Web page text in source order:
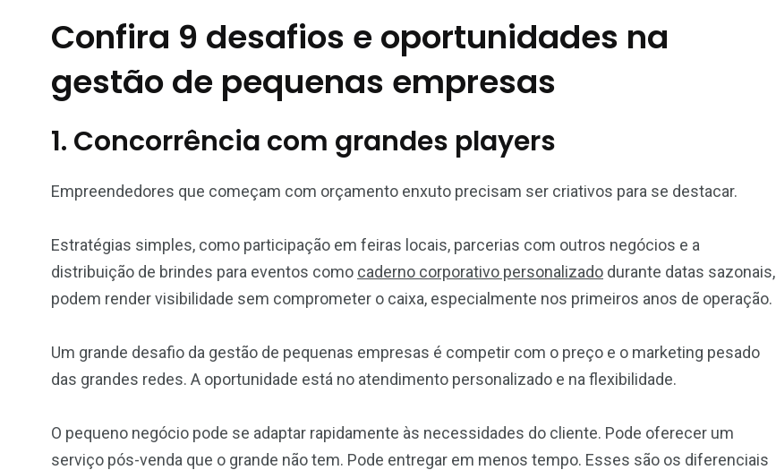
Confira 9 desafios e oportunidades na
gestão de pequenas empresas
1. Concorrência com grandes players
Empreendedores que começam com orçamento enxuto precisam ser criativos para se destacar.
Estratégias simples, como participação em feiras locais, parcerias com outros negócios e a
distribuição de brindes para eventos como caderno corporativo personalizado durante datas sazonais,
podem render visibilidade sem comprometer o caixa, especialmente nos primeiros anos de operação.
Um grande desafio da gestão de pequenas empresas é competir com o preço e o marketing pesado
das grandes redes. A oportunidade está no atendimento personalizado e na flexibilidade.
O pequeno negócio pode se adaptar rapidamente às necessidades do cliente. Pode oferecer um
serviço pós-venda que o grande não tem. Pode entregar em menos tempo. Esses são os diferenciais